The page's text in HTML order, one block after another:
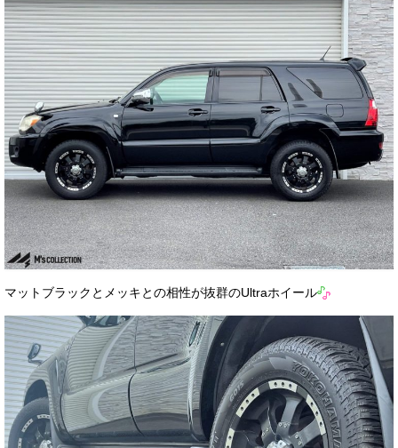
マットブラックとメッキとの相性が抜群のUltraホイール